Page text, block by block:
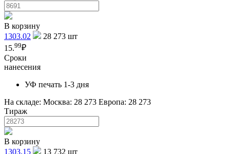
В корзину
1303.02
28 273 шт
15.99₽
Сроки
нанесения
УФ печать 1-3 дня
На складе: Москва: 28 273 Европа: 28 273
Тираж
В корзину
1303.15
13 732 шт